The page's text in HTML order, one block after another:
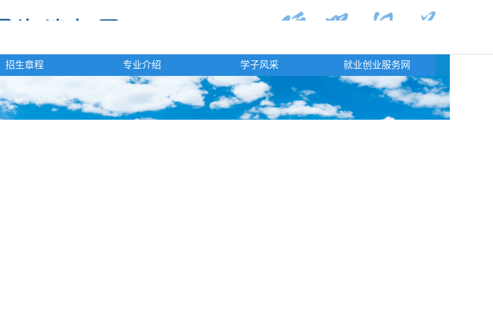
招生章程 专业介绍 学子风采 就业创业服务网